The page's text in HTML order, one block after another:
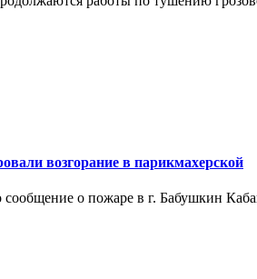
возгорание в парикмахерской
о пожаре в г. Бабушкин